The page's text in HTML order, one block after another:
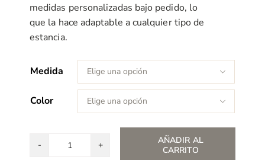
medidas personalizadas bajo pedido, lo
que la hace adaptable a cualquier tipo de
estancia.
Medida 
Color 
Alfombra
AÑADIR AL
CARRITO